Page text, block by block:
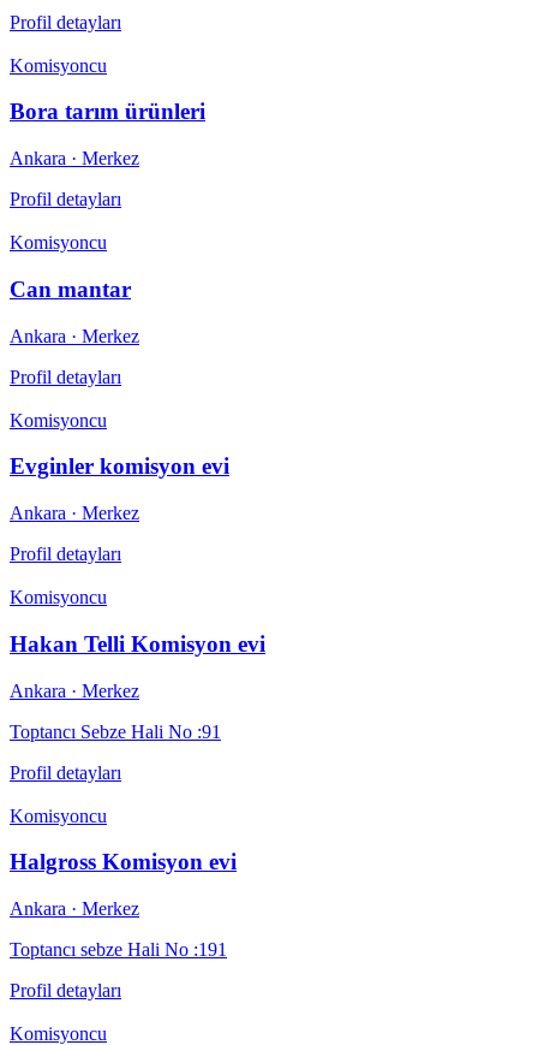
Profil detayları
Komisyoncu
Bora tarım ürünleri
Ankara · Merkez
Profil detayları
Komisyoncu
Can mantar
Ankara · Merkez
Profil detayları
Komisyoncu
Evginler komisyon evi
Ankara · Merkez
Profil detayları
Komisyoncu
Hakan Telli Komisyon evi
Ankara · Merkez
Toptancı Sebze Hali No :91
Profil detayları
Komisyoncu
Halgross Komisyon evi
Ankara · Merkez
Toptancı sebze Hali No :191
Profil detayları
Komisyoncu